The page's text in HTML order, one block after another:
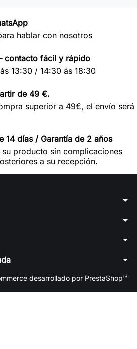
hablar con nosotros
contacto fácil y rápido
13:30 / 14:30 ás 18:30
de 49 €.
superior a 49€, el envío será
14 días / Garantía de 2 años
su producto sin complicaciones
a su recepción.
arrow_drop_down
arrow_drop_down
arrow_drop_down
arrow_drop_down
desarrollado por PrestaShop™